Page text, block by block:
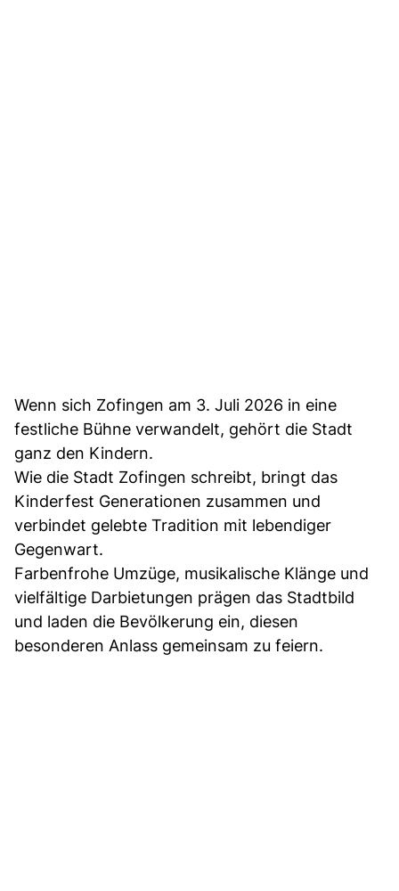
Wenn sich Zofingen am 3. Juli 2026 in eine
festliche Bühne verwandelt, gehört die Stadt
ganz den Kindern.
Wie die Stadt Zofingen schreibt, bringt das
Kinderfest Generationen zusammen und
verbindet gelebte Tradition mit lebendiger
Gegenwart.
Farbenfrohe Umzüge, musikalische Klänge und
vielfältige Darbietungen prägen das Stadtbild
und laden die Bevölkerung ein, diesen
besonderen Anlass gemeinsam zu feiern.